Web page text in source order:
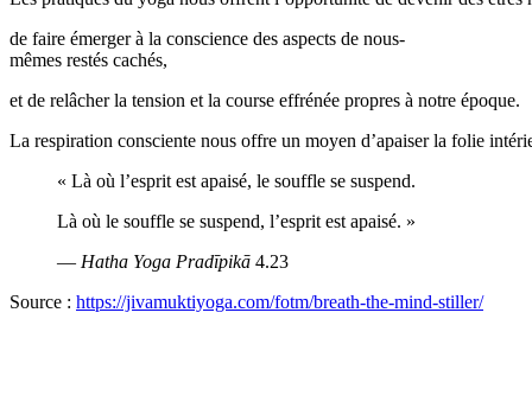
de faire émerger à la conscience des aspects de nous-
mêmes restés cachés,
et de relâcher la tension et la course effrénée propres à notre époque.
La respiration consciente nous offre un moyen d’apaiser la folie
« Là où l’esprit est apaisé, le souffle se suspend.
Là où le souffle se suspend, l’esprit est apaisé. »
— Hatha Yoga Pradīpikā 4.23
Source : https://jivamuktiyoga.com/fotm/breath-the-mind-stiller/